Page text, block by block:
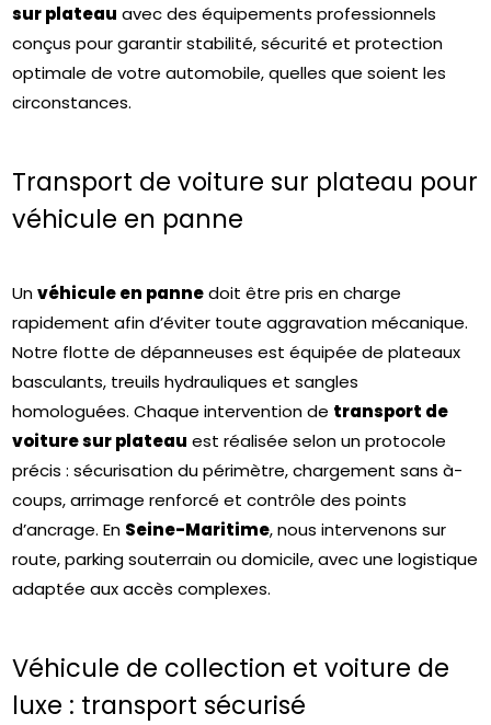
sur plateau avec des équipements professionnels
conçus pour garantir stabilité, sécurité et protection
optimale de votre automobile, quelles que soient les
circonstances.
Transport de voiture sur plateau pour
véhicule en panne
Unvéhicule en pannedoit être pris en charge
rapidement afin d’éviter toute aggravation mécanique.
Notre flotte de dépanneuses est équipée de plateaux
basculants, treuils hydrauliques et sangles
homologuées. Chaque intervention de transport de
voiture sur plateau est réalisée selon un protocole
précis : sécurisation du périmètre, chargement sans à-
coups, arrimage renforcé et contrôle des points
d’ancrage. En Seine-Maritime, nous intervenons sur
route, parking souterrain ou domicile, avec une logistique
adaptée aux accès complexes.
Véhicule de collection et voiture de
luxe : transport sécurisé